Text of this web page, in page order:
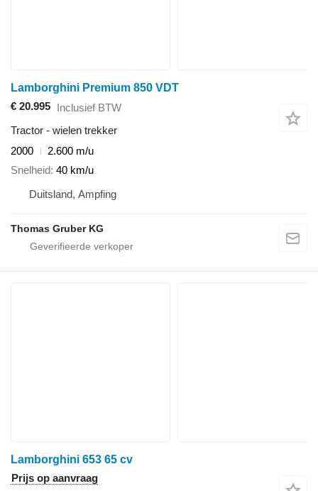
Lamborghini Premium 850 VDT
€ 20.995 Inclusief BTW
Tractor - wielen trekker
2000
2.600 m/u
Snelheid 40 km/u
Duitsland, Ampfing
Thomas Gruber KG
Lamborghini 653 65 cv
Prijs op aanvraag